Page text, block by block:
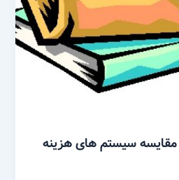
مقایسه سیستم های هزینه